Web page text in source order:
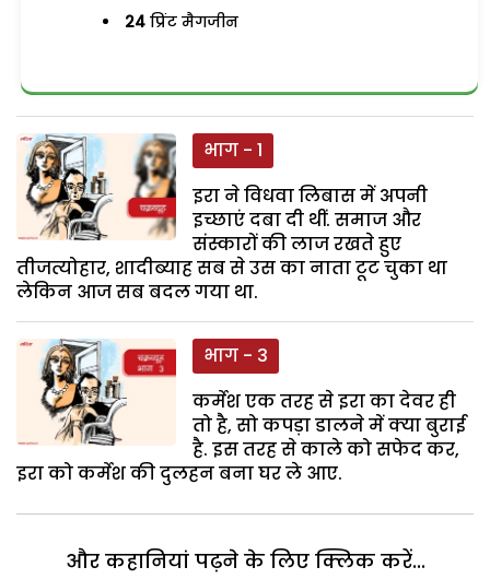
24 प्रिंट मैगजीन
भाग - 1
इरा ने विधवा लिबास में अपनी
इच्छाएं दबा दी थीं. समाज और
संस्कारों की लाज रखते हुए
तीजत्योहार, शादीब्याह सब से उस का नाता टूट चुका था
लेकिन आज सब बदल गया था.
भाग - 3
कर्मेश एक तरह से इरा का देवर ही
तो है, सो कपड़ा डालने में क्या बुराई
है. इस तरह से काले को सफेद कर,
इरा को कर्मेश की दुलहन बना घर ले आए.
और कहानियां पढ़ने के लिए क्लिक करें...